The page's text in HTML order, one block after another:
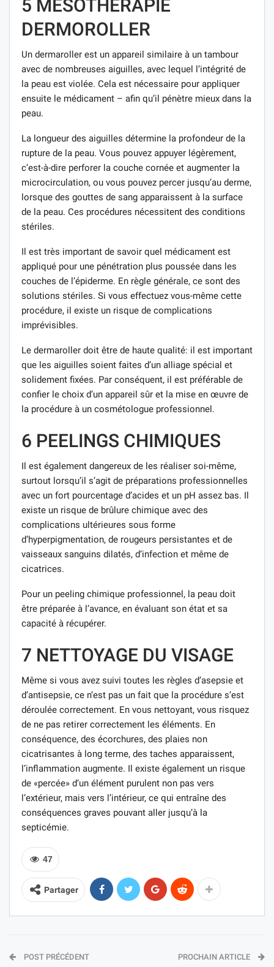
5 MÉSOTHÉRAPIE
DERMOROLLER
Un dermaroller est un appareil similaire à un tambour
avec de nombreuses aiguilles, avec lequel l’intégrité de
la peau est violée. Cela est nécessaire pour appliquer
ensuite le médicament – afin qu’il pénètre mieux dans la
peau.
La longueur des aiguilles détermine la profondeur de la
rupture de la peau. Vous pouvez appuyer légèrement,
c’est-à-dire perforer la couche cornée et augmenter la
microcirculation, ou vous pouvez percer jusqu’au derme,
lorsque des gouttes de sang apparaissent à la surface
de la peau. Ces procédures nécessitent des conditions
stériles.
Il est très important de savoir quel médicament est
appliqué pour une pénétration plus poussée dans les
couches de l’épiderme. En règle générale, ce sont des
solutions stériles. Si vous effectuez vous-même cette
procédure, il existe un risque de complications
imprévisibles.
Le dermaroller doit être de haute qualité: il est important
que les aiguilles soient faites d’un alliage spécial et
solidement fixées. Par conséquent, il est préférable de
confier le choix d’un appareil sûr et la mise en œuvre de
la procédure à un cosmétologue professionnel.
6 PEELINGS CHIMIQUES
Il est également dangereux de les réaliser soi-même,
surtout lorsqu’il s’agit de préparations professionnelles
avec un fort pourcentage d’acides et un pH assez bas. Il
existe un risque de brûlure chimique avec des
complications ultérieures sous forme
d’hyperpigmentation, de rougeurs persistantes et de
vaisseaux sanguins dilatés, d’infection et même de
cicatrices.
Pour un peeling chimique professionnel, la peau doit
être préparée à l’avance, en évaluant son état et sa
capacité à récupérer.
7 NETTOYAGE DU VISAGE
Même si vous avez suivi toutes les règles d’asepsie et
d’antisepsie, ce n’est pas un fait que la procédure s’est
déroulée correctement. En vous nettoyant, vous risquez
de ne pas retirer correctement les éléments. En
conséquence, des écorchures, des plaies non
cicatrisantes à long terme, des taches apparaissent,
l’inflammation augmente. Il existe également un risque
de «percée» d’un élément purulent non pas vers
l’extérieur, mais vers l’intérieur, ce qui entraîne des
conséquences graves pouvant aller jusqu’à la
septicémie.
47
Partager
POST PRÉCÉDENT PROCHAIN ARTICLE